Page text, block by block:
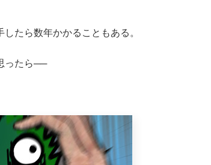
たら数年かかることもある。
ったら──